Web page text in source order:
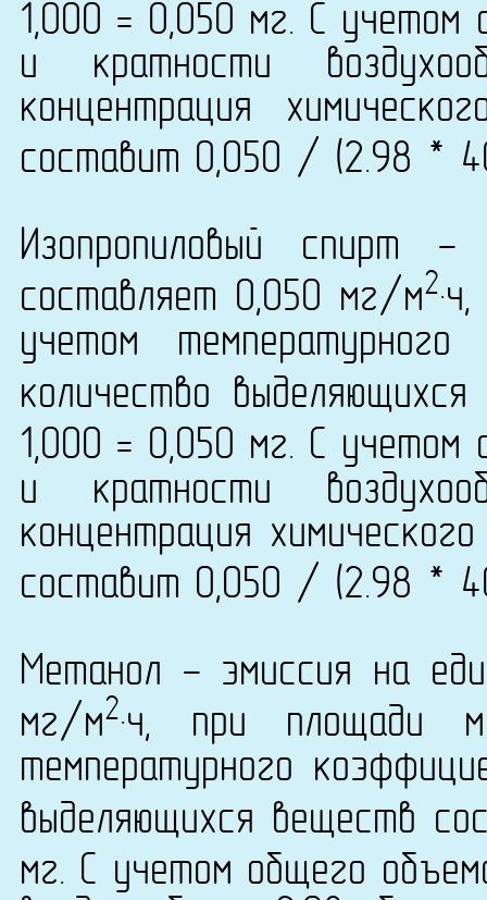
1,000 = 0,050 мг. С
и кратности
концентрация
составит 0,050 / (2.98 *
Изопропиловый спирт
составляет 0,050 мг/м2
учетом
количество
1,000 = 0,050 мг. С
и кратности
концентрация
составит 0,050 / (2.98 *
Метанол - эмиссия на
мг/м2·ч, при площади
температурного
выделяющихся веществ
мг. С учетом общего